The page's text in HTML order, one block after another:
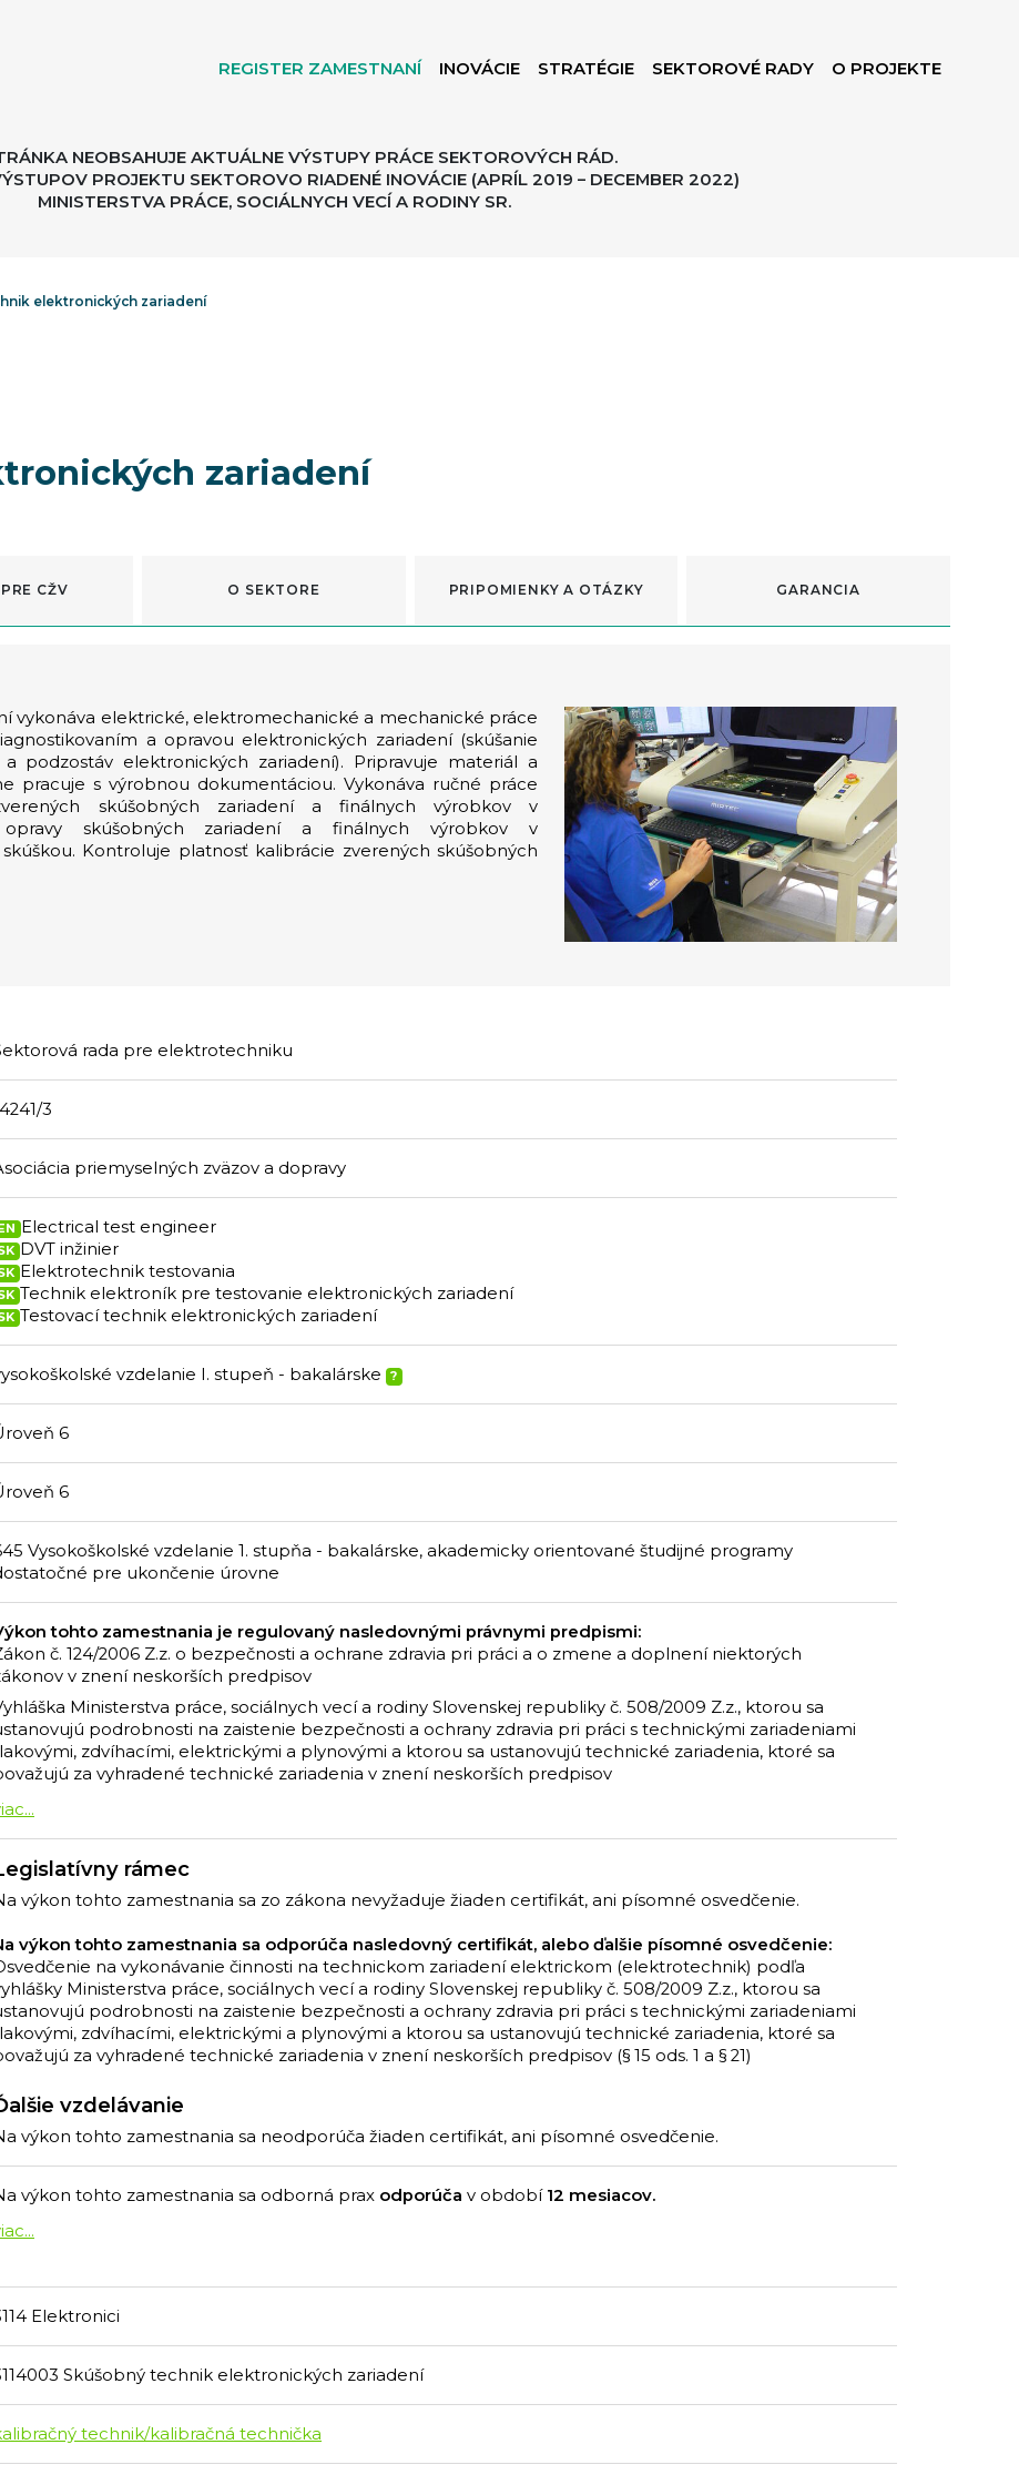
REGISTER ZAMESTNANÍ INOVÁCIE STRATÉGIE SEKTOROVÉ RADY O PROJEKTE
NEOBSAHUJE AKTUÁLNE VÝSTUPY PRÁCE SEKTOROVÝCH RÁD.
PROJEKTU SEKTOROVO RIADENÉ INOVÁCIE (APRÍL 2019 – DECEMBER 2022)
MINISTERSTVA PRÁCE, SOCIÁLNYCH VECÍ A RODINY SR.
elektronických zariadení
zariadení
CŽV O SEKTORE PRIPOMIENKY A OTÁZKY GARANCIA
vykonáva elektrické, elektromechanické a mechanické práce
a opravou elektronických zariadení (skúšanie
podzostáv elektronických zariadení). Pripravuje materiál a
pracuje s výrobnou dokumentáciou. Vykonáva ručné práce
skúšobných zariadení a finálnych výrobkov v
opravy skúšobných zariadení a finálnych výrobkov v
Kontroluje platnosť kalibrácie zverených skúšobných
rada pre elektrotechniku
3
priemyselných zväzov a dopravy
Electrical test engineer
DVT inžinier
Elektrotechnik testovania
Technik elektroník pre testovanie elektronických zariadení
Testovací technik elektronických zariadení
vzdelanie I. stupeň - bakalárske ?
6
6
Vysokoškolské vzdelanie 1. stupňa - bakalárske, akademicky orientované študijné programy
pre ukončenie úrovne
tohto zamestnania je regulovaný nasledovnými právnymi predpismi:
č. 124/2006 Z.z. o bezpečnosti a ochrane zdravia pri práci a o zmene a doplnení niektorých
v znení neskorších predpisov
Ministerstva práce, sociálnych vecí a rodiny Slovenskej republiky č. 508/2009 Z.z., ktorou sa
podrobnosti na zaistenie bezpečnosti a ochrany zdravia pri práci s technickými zariadeniami
zdvíhacími, elektrickými a plynovými a ktorou sa ustanovujú technické zariadenia, ktoré sa
za vyhradené technické zariadenia v znení neskorších predpisov
...
rámec
výkon tohto zamestnania sa zo zákona nevyžaduje žiaden certifikát, ani písomné osvedčenie.
výkon tohto zamestnania sa odporúča nasledovný certifikát, alebo ďalšie písomné osvedčenie:
na vykonávanie činnosti na technickom zariadení elektrickom (elektrotechnik) podľa
Ministerstva práce, sociálnych vecí a rodiny Slovenskej republiky č. 508/2009 Z.z., ktorou sa
podrobnosti na zaistenie bezpečnosti a ochrany zdravia pri práci s technickými zariadeniami
zdvíhacími, elektrickými a plynovými a ktorou sa ustanovujú technické zariadenia, ktoré sa
za vyhradené technické zariadenia v znení neskorších predpisov (§ 15 ods. 1 a § 21)
vzdelávanie
výkon tohto zamestnania sa neodporúča žiaden certifikát, ani písomné osvedčenie.
výkon tohto zamestnania sa odborná prax odporúča v období 12 mesiacov.
...
Elektronici
Skúšobný technik elektronických zariadení
technik/kalibračná technička